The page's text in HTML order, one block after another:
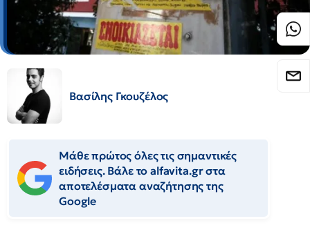
Βασίλης Γκουζέλος
Μάθε πρώτος όλες τις σημαντικές
ειδήσεις. Βάλε το alfavita.gr στα
αποτελέσματα αναζήτησης της
Google